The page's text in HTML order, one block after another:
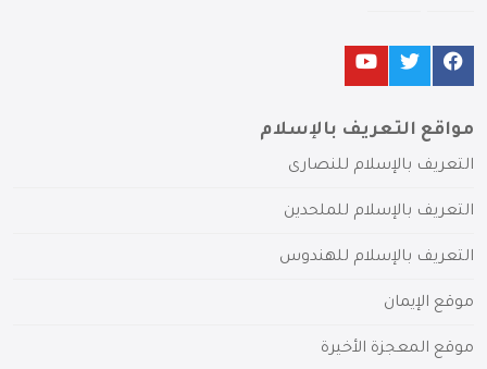
مواقع التعريف بالإسلام
التعريف بالإسلام للنصارى
التعريف بالإسلام للملحدين
التعريف بالإسلام للهندوس
موقع الإيمان
موقع المعجزة الأخيرة